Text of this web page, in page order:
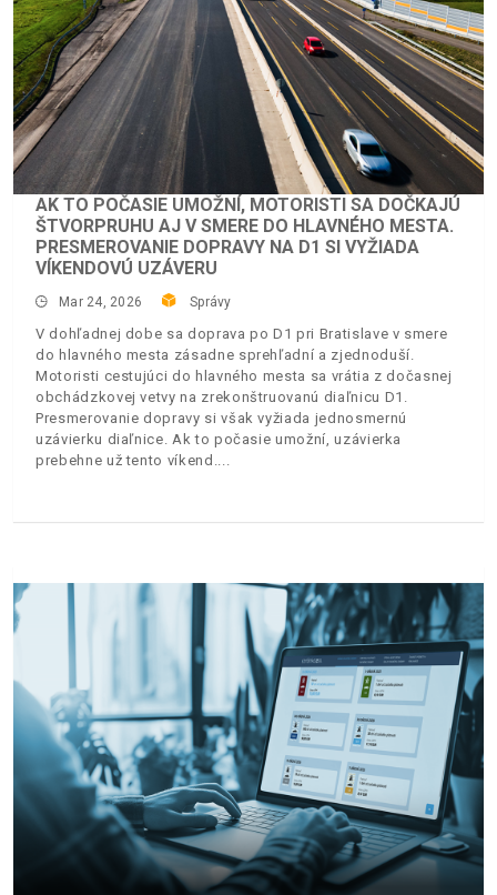
AK TO POČASIE UMOŽNÍ, MOTORISTI SA DOČKAJÚ
ŠTVORPRUHU AJ V SMERE DO HLAVNÉHO MESTA.
PRESMEROVANIE DOPRAVY NA D1 SI VYŽIADA
VÍKENDOVÚ UZÁVERU
Mar 24, 2026 Správy
V dohľadnej dobe sa doprava po D1 pri Bratislave v smere
do hlavného mesta zásadne sprehľadní a zjednoduší.
Motoristi cestujúci do hlavného mesta sa vrátia z dočasnej
obchádzkovej vetvy na zrekonštruovanú diaľnicu D1.
Presmerovanie dopravy si však vyžiada jednosmernú
uzávierku diaľnice. Ak to počasie umožní, uzávierka
prebehne už tento víkend.